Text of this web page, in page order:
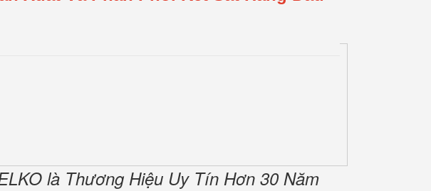
là Thương Hiệu Uy Tín Hơn 30 Năm